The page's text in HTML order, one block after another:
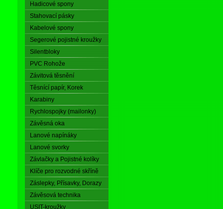
Hadicové spony
Stahovací pásky
Kabelové spony
Segerové pojistné kroužky
Silentbloky
PVC Rohože
Závitová těsnění
Těsnící papír, Korek
Karabiny
Rychlospojky (mailonky)
Závěsná oka
Lanové napínáky
Lanové svorky
Závlačky a Pojistné kolíky
Klíče pro rozvodné skříně
Záslepky, Přísavky, Dorazy
Závěsová technika
USIT-kroužky